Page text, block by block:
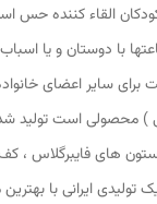
القاء کننده حس
با دوستان و یا
برای سایر اعضای
) محصولی است تولید
های فایبرگلاس ،
ایرانی با